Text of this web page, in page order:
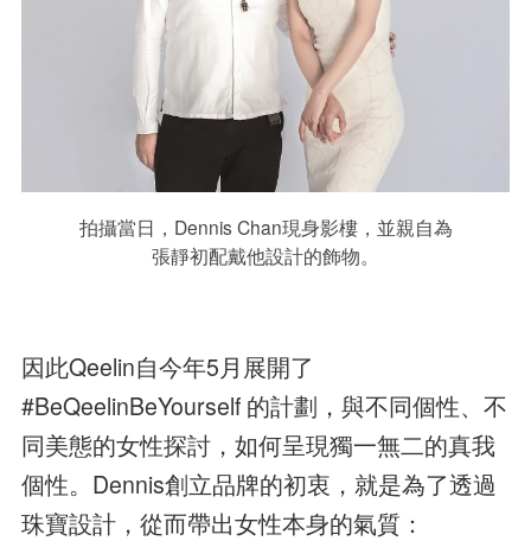
拍攝當日，Dennis Chan現身影樓，並親自為
張靜初配戴他設計的飾物。
因此Qeelin自今年5月展開了
#BeQeelinBeYourself 的計劃，與不同個性、不
同美態的女性探討，如何呈現獨一無二的真我
個性。Dennis創立品牌的初衷，就是為了透過
珠寶設計，從而帶出女性本身的氣質：